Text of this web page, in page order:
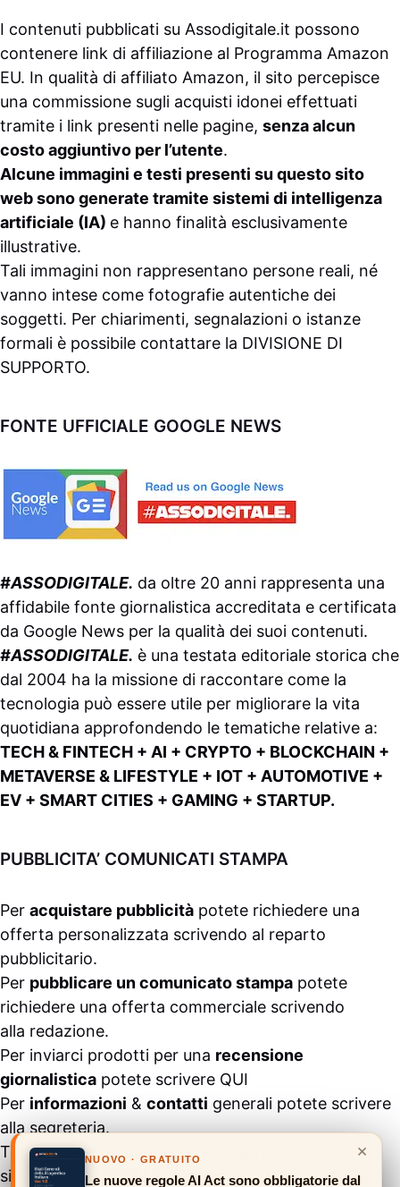
I contenuti pubblicati su Assodigitale.it possono
contenere link di affiliazione al Programma Amazon
EU. In qualità di affiliato Amazon, il sito percepisce
una commissione sugli acquisti idonei effettuati
tramite i link presenti nelle pagine, senza alcun
costo aggiuntivo per l’utente.
Alcune immagini e testi presenti su questo sito
web sono generate tramite sistemi di intelligenza
artificiale (IA) e hanno finalità esclusivamente
illustrative.
Tali immagini non rappresentano persone reali, né
vanno intese come fotografie autentiche dei
soggetti. Per chiarimenti, segnalazioni o istanze
formali è possibile contattare la DIVISIONE DI
SUPPORTO.
FONTE UFFICIALE GOOGLE NEWS
#ASSODIGITALE. da oltre 20 anni rappresenta una
affidabile fonte giornalistica accreditata e certificata
da Google News per la qualità dei suoi contenuti.
#ASSODIGITALE. è una testata editoriale storica che
dal 2004 ha la missione di raccontare come la
tecnologia può essere utile per migliorare la vita
quotidiana approfondendo le tematiche relative a:
TECH & FINTECH + AI + CRYPTO + BLOCKCHAIN +
METAVERSE & LIFESTYLE + IOT + AUTOMOTIVE +
EV + SMART CITIES + GAMING + STARTUP.
PUBBLICITA’ COMUNICATI STAMPA
Per acquistare pubblicità potete richiedere una
offerta personalizzata scrivendo al reparto
pubblicitario.
Per pubblicare un comunicato stampa potete
richiedere una offerta commerciale scrivendo
alla redazione.
Per inviarci prodotti per una recensione
giornalistica potete scrivere QUI
Per informazioni & contatti generali potete scrivere
alla segreteria.
Tutti i contenuti pubblicati all’interno del
sito #ASSODIGITALE.“Copyright 2024” non sono
×
NUOVO · GRATUITO
Le nuove regole AI Act sono obbligatorie dal